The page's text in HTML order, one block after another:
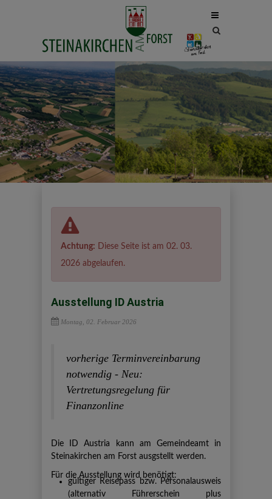
Site
Achtung: Diese Seite ist am 02. 03.
2026 abgelaufen.
Ausstellung ID Austria
Montag, 02. Februar 2026
vorherige Terminvereinbarung
notwendig - Neu:
Vertretungsregelung für
Finanzonline
Die ID Austria kann am Gemeindeamt in
Steinakirchen am Forst ausgstellt werden.
Für die Ausstellung wird benötigt:
gültiger Reisepass bzw. Personalausweis
(alternativ Führerschein plus